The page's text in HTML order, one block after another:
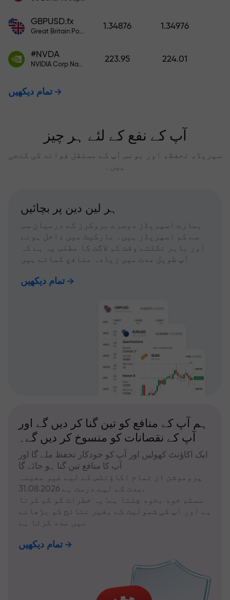
GBPUSD.fx
Great Britain Pound vs US Dollar
1.34876 1.34976
#NVDA
NVIDIA Corp Nasdaq Stock Exchange (Nasdaq) USD
223.95 224.01
تمام دیکھیں
آپ کے نفع کے لئے ہر چیز
سپریڈ، تحفظ، اور بونس آپ کے مستقل فوائد کی کنجی
ہیں۔
ہر لین دین پر بچائیں
ہمارے اسپریڈز دوسرے بروکرز کے درمیان سب
سے کم اسپریڈز ہیں۔ مارکیٹ میں داخل ہونے
اور باہر نکلتے وقت کم لاگت کا مطلب یہ ہے کہ
آپ طویل مدت میں زیادہ منافع کماتے ہیں
تمام دیکھیں
ہم آپ کے منافع کو تین گنا کر دیں گے اور
آپ کے نقصانات کو منسوخ کر دیں گے۔
ایک اکاؤنٹ کھولیں اور آپ کو خودکار تحفظ ملے گا اور
آپ کا منافع تین گنا ہو جائے گا
پروموشن ان تمام اکاؤنٹس کے لیے غیر معینہ
مدت کے لیے درست ہے 31.08.2026.
سسٹم خود بخود چلتا ہے: یہ خطرات کو کم کرتا
ہے اور آپ کی شمولیت کے بغیر نتائج کو بڑھانے
میں مدد کرتا ہے
تمام دیکھیں